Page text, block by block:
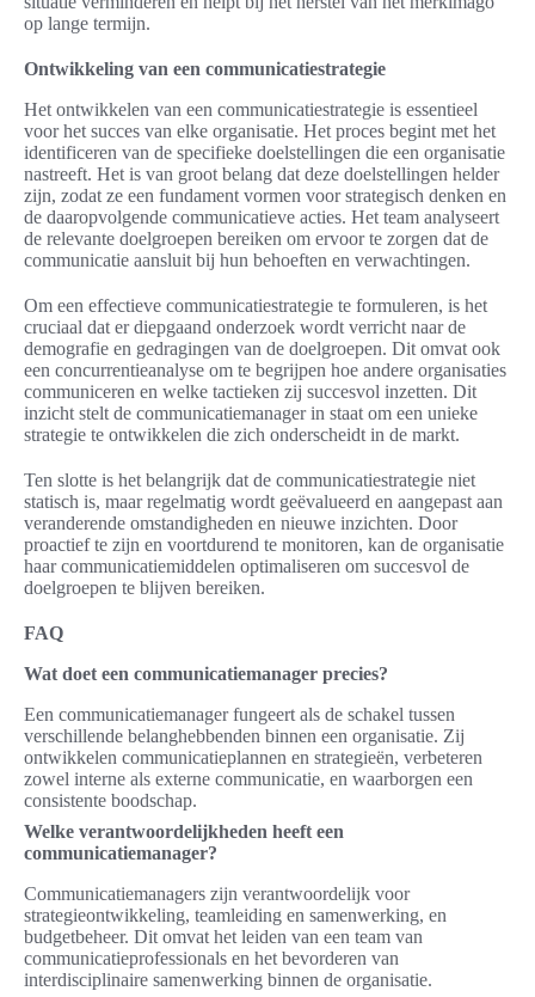
op lange termijn.
Ontwikkeling van een communicatiestrategie
Het ontwikkelen van een communicatiestrategie is essentieel
voor het succes van elke organisatie. Het proces begint met het
identificeren van de specifieke doelstellingen die een organisatie
nastreeft. Het is van groot belang dat deze doelstellingen helder
zijn, zodat ze een fundament vormen voor strategisch denken en
de daaropvolgende communicatieve acties. Het team analyseert
de relevante doelgroepen bereiken om ervoor te zorgen dat de
communicatie aansluit bij hun behoeften en verwachtingen.
Om een effectieve communicatiestrategie te formuleren, is het
cruciaal dat er diepgaand onderzoek wordt verricht naar de
demografie en gedragingen van de doelgroepen. Dit omvat ook
een concurrentieanalyse om te begrijpen hoe andere organisaties
communiceren en welke tactieken zij succesvol inzetten. Dit
inzicht stelt de communicatiemanager in staat om een unieke
strategie te ontwikkelen die zich onderscheidt in de markt.
Ten slotte is het belangrijk dat de communicatiestrategie niet
statisch is, maar regelmatig wordt geëvalueerd en aangepast aan
veranderende omstandigheden en nieuwe inzichten. Door
proactief te zijn en voortdurend te monitoren, kan de organisatie
haar communicatiemiddelen optimaliseren om succesvol de
doelgroepen te blijven bereiken.
FAQ
Wat doet een communicatiemanager precies?
Een communicatiemanager fungeert als de schakel tussen
verschillende belanghebbenden binnen een organisatie. Zij
ontwikkelen communicatieplannen en strategieën, verbeteren
zowel interne als externe communicatie, en waarborgen een
consistente boodschap.
Welke verantwoordelijkheden heeft een
communicatiemanager?
Communicatiemanagers zijn verantwoordelijk voor
strategieontwikkeling, teamleiding en samenwerking, en
budgetbeheer. Dit omvat het leiden van een team van
communicatieprofessionals en het bevorderen van
interdisciplinaire samenwerking binnen de organisatie.